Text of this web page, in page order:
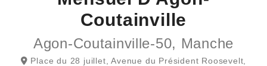
Coutainville
Agon-Coutainville-50, Manche
Place du 28 juillet, Avenue du Président Roosevelt,